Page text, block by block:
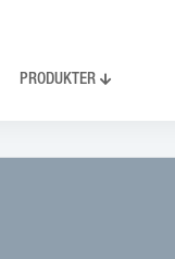
PRODUKTER